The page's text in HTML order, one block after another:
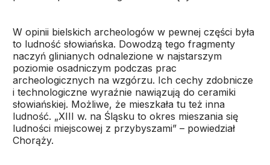
W opinii bielskich archeologów w pewnej części była
to ludność słowiańska. Dowodzą tego fragmenty
naczyń glinianych odnalezione w najstarszym
poziomie osadniczym podczas prac
archeologicznych na wzgórzu. Ich cechy zdobnicze
i technologiczne wyraźnie nawiązują do ceramiki
słowiańskiej. Możliwe, że mieszkała tu też inna
ludność. „XIII w. na Śląsku to okres mieszania się
ludności miejscowej z przybyszami” – powiedział
Chorąży.